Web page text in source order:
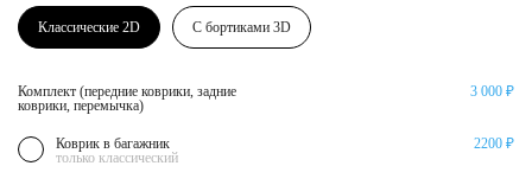
Классические 2D С бортиками 3D
Комплект (передние коврики, задние
коврики, перемычка)
3 000 ₽
Коврик в багажник
только классический
2200 ₽